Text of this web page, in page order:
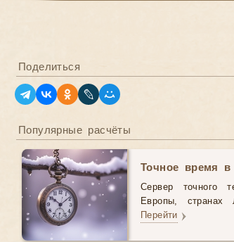
Поделиться
Популярные расчёты
Точное время
Сервер точного
Европы, странах
Перейти